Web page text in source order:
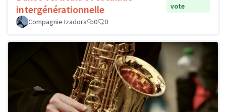
intergénérationnelle
vote
Compagnie Izadora
0 0